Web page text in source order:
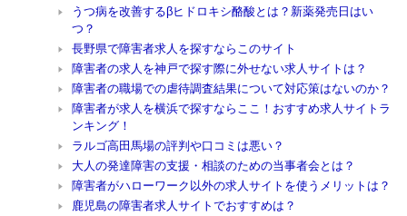
うつ病を改善するβヒドロキシ酪酸とは？新薬発売日はい
つ？
長野県で障害者求人を探すならこのサイト
障害者の求人を神戸で探す際に外せない求人サイトは？
障害者の職場での虐待調査結果について対応策はないのか？
障害者が求人を横浜で探すならここ！おすすめ求人サイトラ
ンキング！
ラルゴ高田馬場の評判や口コミは悪い？
大人の発達障害の支援・相談のための当事者会とは？
障害者がハローワーク以外の求人サイトを使うメリットは？
鹿児島の障害者求人サイトでおすすめは？